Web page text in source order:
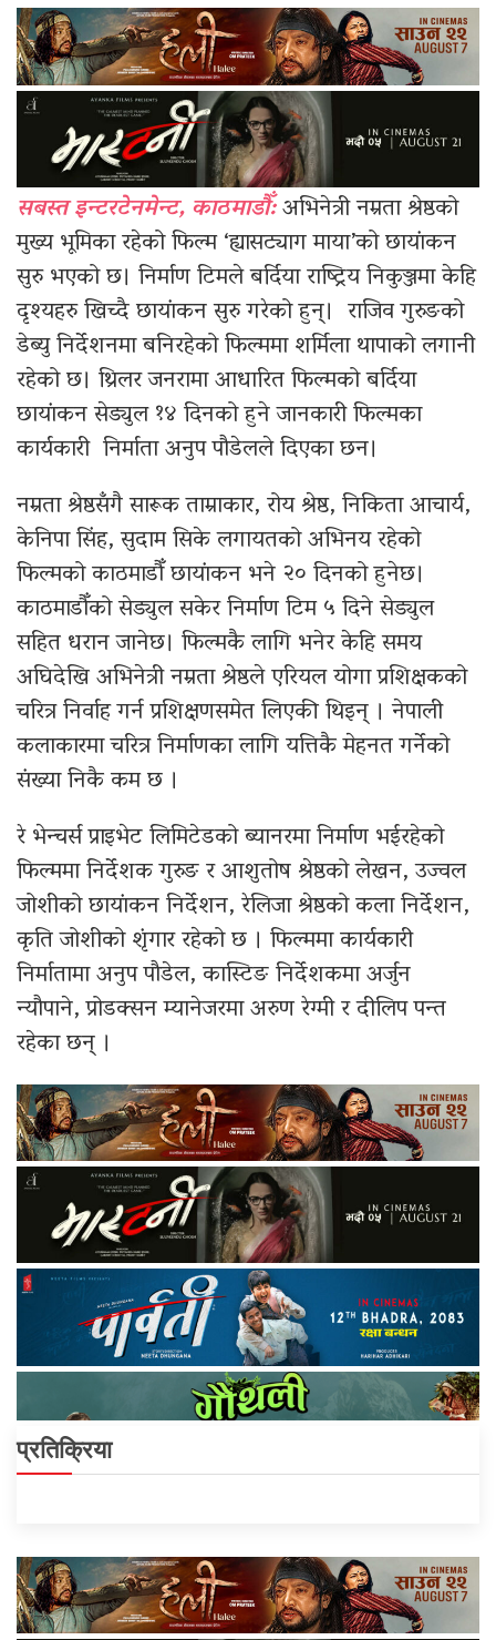
सबस्त इन्टरटेनमेन्ट, काठमाडौँ:अभिनेत्री नम्रता श्रेष्ठको
मुख्य भूमिका रहेको फिल्म ‘ह्यासट्याग माया’को छायांकन
सुरु भएको छ। निर्माण टिमले बर्दिया राष्ट्रिय निकुञ्जमा केहि
दृश्यहरु खिच्दै छायांकन सुरु गरेको हुन्। राजिव गुरुङको
डेब्यु निर्देशनमा बनिरहेको फिल्ममा शर्मिला थापाको लगानी
रहेको छ। थ्रिलर जनरामा आधारित फिल्मको बर्दिया
छायांकन सेड्युल १४ दिनको हुने जानकारी फिल्मका
कार्यकारी निर्माता अनुप पौडेलले दिएका छन।
नम्रता श्रेष्ठसँगै सारूक ताम्राकार, रोय श्रेष्ठ, निकिता आचार्य,
केनिपा सिंह, सुदाम सिके लगायतको अभिनय रहेको
फिल्मको काठमाडौँ छायांकन भने २० दिनको हुनेछ।
काठमाडौँको सेड्युल सकेर निर्माण टिम ५ दिने सेड्युल
सहित धरान जानेछ। फिल्मकै लागि भनेर केहि समय
अघिदेखि अभिनेत्री नम्रता श्रेष्ठले एरियल योगा प्रशिक्षकको
चरित्र निर्वाह गर्न प्रशिक्षणसमेत लिएकी थिइन् । नेपाली
कलाकारमा चरित्र निर्माणका लागि यत्तिकै मेहनत गर्नेको
संख्या निकै कम छ ।
रे भेन्चर्स प्राइभेट लिमिटेडको ब्यानरमा निर्माण भईरहेको
फिल्ममा निर्देशक गुरुङ र आशुतोष श्रेष्ठको लेखन, उज्वल
जोशीको छायांकन निर्देशन, रेलिजा श्रेष्ठको कला निर्देशन,
कृति जोशीको शृंगार रहेको छ । फिल्ममा कार्यकारी
निर्मातामा अनुप पौडेल, कास्टिङ निर्देशकमा अर्जुन
न्यौपाने, प्रोडक्सन म्यानेजरमा अरुण रेग्मी र दीलिप पन्त
रहेका छन् ।
प्रतिक्रिया